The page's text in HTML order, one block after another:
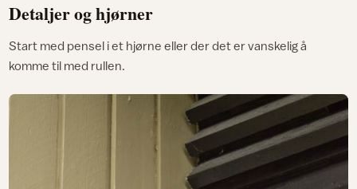
Detaljer og hjørner
Start med pensel i et hjørne eller der det er vanskelig å
komme til med rullen.